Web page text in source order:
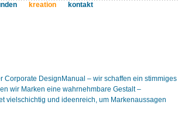
kreation kontakt
Corporate DesignManual – wir schaffen ein stimmiges
wir Marken eine wahrnehmbare Gestalt –
vielschichtig und ideenreich, um Markenaussagen